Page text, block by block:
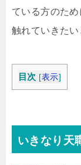
ている方のた
触れていきたい
目次 [表示]
いきなり天